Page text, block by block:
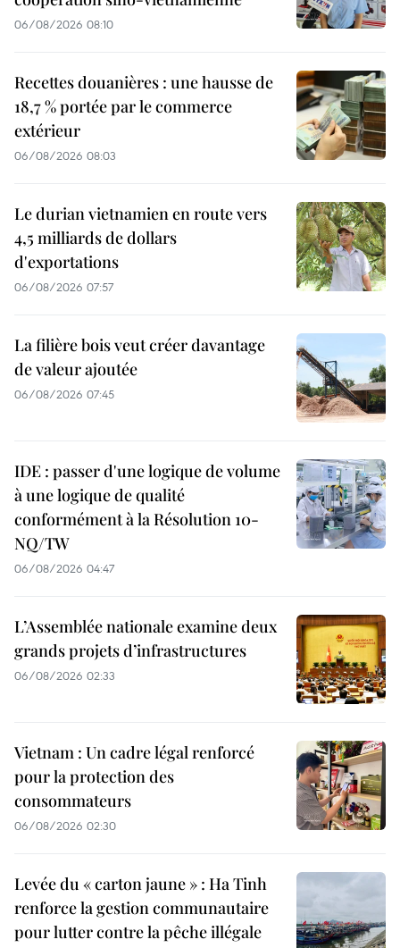
06/08/2026 08:10
Recettes douanières : une hausse de
18,7 % portée par le commerce
extérieur
06/08/2026 08:03
Le durian vietnamien en route vers
4,5 milliards de dollars
d'exportations
06/08/2026 07:57
La filière bois veut créer davantage
de valeur ajoutée
06/08/2026 07:45
IDE : passer d'une logique de volume
à une logique de qualité
conformément à la Résolution 10-
NQ/TW
06/08/2026 04:47
L’Assemblée nationale examine deux
grands projets d’infrastructures
06/08/2026 02:33
Vietnam : Un cadre légal renforcé
pour la protection des
consommateurs
06/08/2026 02:30
Levée du « carton jaune » : Ha Tinh
renforce la gestion communautaire
pour lutter contre la pêche illégale